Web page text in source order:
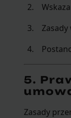
5.
Zasady